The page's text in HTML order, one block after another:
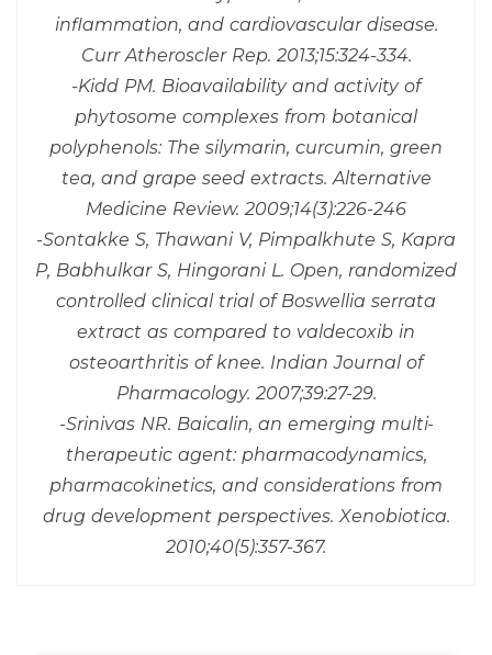
inflammation, and cardiovascular disease.
Curr Atheroscler Rep. 2013;15:324-334.
-Kidd PM. Bioavailability and activity of
phytosome complexes from botanical
polyphenols: The silymarin, curcumin, green
tea, and grape seed extracts. Alternative
Medicine Review. 2009;14(3):226-246
-Sontakke S, Thawani V, Pimpalkhute S, Kapra
P, Babhulkar S, Hingorani L. Open, randomized
controlled clinical trial of Boswellia serrata
extract as compared to valdecoxib in
osteoarthritis of knee. Indian Journal of
Pharmacology. 2007;39:27-29.
-Srinivas NR. Baicalin, an emerging multi-
therapeutic agent: pharmacodynamics,
pharmacokinetics, and considerations from
drug development perspectives. Xenobiotica.
2010;40(5):357-367.